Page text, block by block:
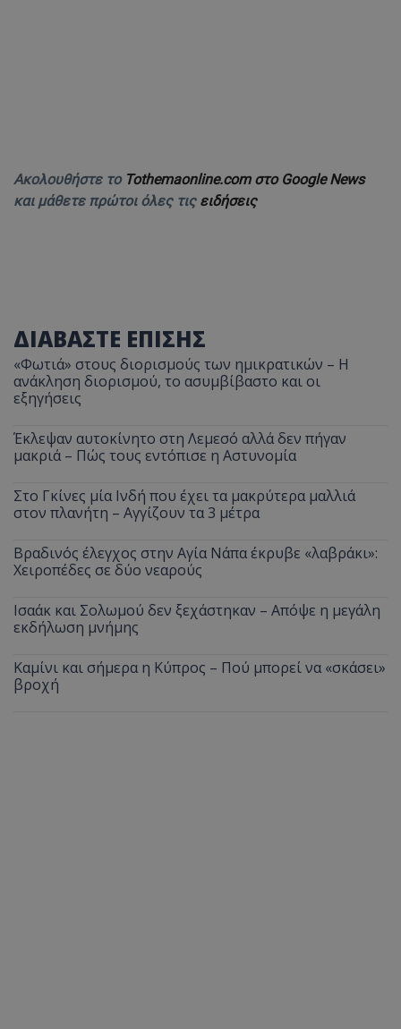
Ακολουθήστε το Tothemaonline.com στο Google News
και μάθετε πρώτοι όλες τις ειδήσεις
ΔΙΑΒΑΣΤΕ ΕΠΙΣΗΣ
«Φωτιά» στους διορισμούς των ημικρατικών – Η
ανάκληση διορισμού, το ασυμβίβαστο και οι
εξηγήσεις
Έκλεψαν αυτοκίνητο στη Λεμεσό αλλά δεν πήγαν
μακριά – Πώς τους εντόπισε η Αστυνομία
Στο Γκίνες μία Ινδή που έχει τα μακρύτερα μαλλιά
στον πλανήτη – Αγγίζουν τα 3 μέτρα
Βραδινός έλεγχος στην Αγία Νάπα έκρυβε «λαβράκι»:
Χειροπέδες σε δύο νεαρούς
Ισαάκ και Σολωμού δεν ξεχάστηκαν – Απόψε η μεγάλη
εκδήλωση μνήμης
Καμίνι και σήμερα η Κύπρος – Πού μπορεί να «σκάσει»
βροχή